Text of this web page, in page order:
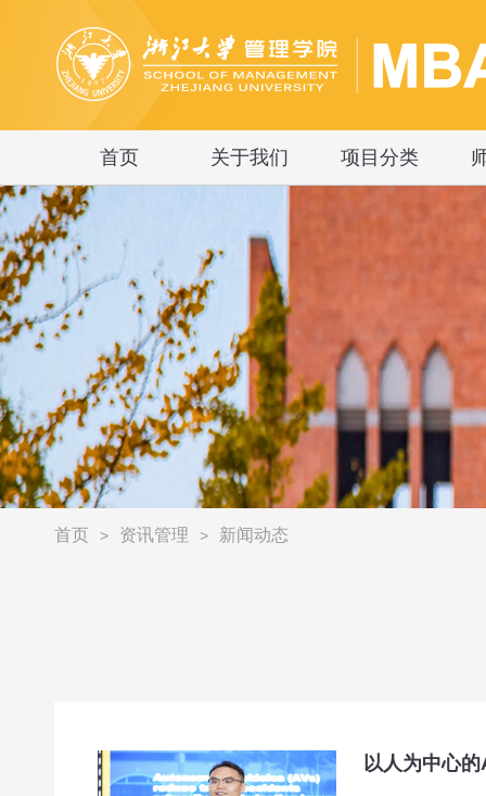
首页 关于我们 项目分类
首页 > 资讯管理 > 新闻动态
以人为中心